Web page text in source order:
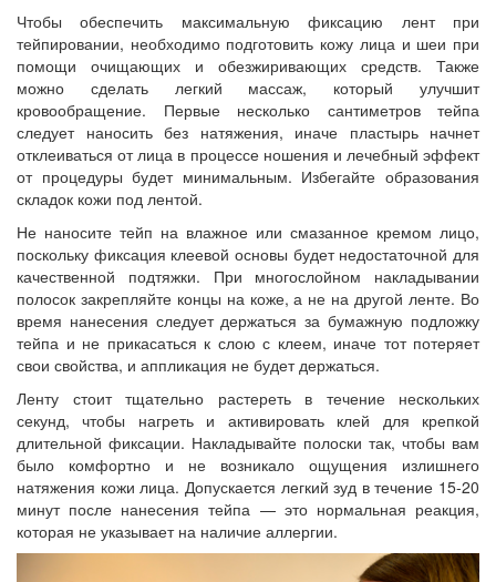
Чтобы обеспечить максимальную фиксацию лент при
тейпировании, необходимо подготовить кожу лица и шеи при
помощи очищающих и обезжиривающих средств. Также
можно сделать легкий массаж, который улучшит
кровообращение. Первые несколько сантиметров тейпа
следует наносить без натяжения, иначе пластырь начнет
отклеиваться от лица в процессе ношения и лечебный эффект
от процедуры будет минимальным. Избегайте образования
складок кожи под лентой.
Не наносите тейп на влажное или смазанное кремом лицо,
поскольку фиксация клеевой основы будет недостаточной для
качественной подтяжки. При многослойном накладывании
полосок закрепляйте концы на коже, а не на другой ленте. Во
время нанесения следует держаться за бумажную подложку
тейпа и не прикасаться к слою с клеем, иначе тот потеряет
свои свойства, и аппликация не будет держаться.
Ленту стоит тщательно растереть в течение нескольких
секунд, чтобы нагреть и активировать клей для крепкой
длительной фиксации. Накладывайте полоски так, чтобы вам
было комфортно и не возникало ощущения излишнего
натяжения кожи лица. Допускается легкий зуд в течение 15-20
минут после нанесения тейпа — это нормальная реакция,
которая не указывает на наличие аллергии.